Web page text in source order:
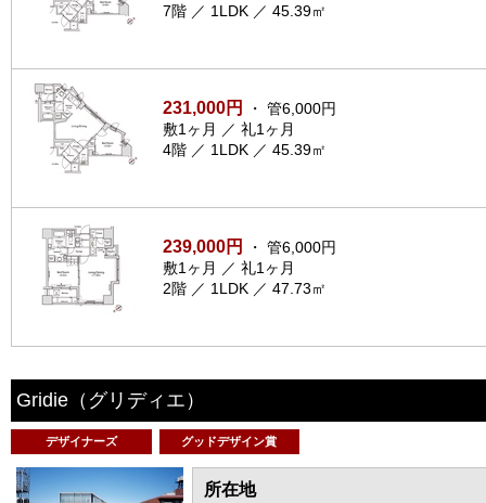
7階 ／ 1LDK ／ 45.39㎡
231,000円
・ 管6,000円
敷1ヶ月 ／ 礼1ヶ月
4階 ／ 1LDK ／ 45.39㎡
239,000円
・ 管6,000円
敷1ヶ月 ／ 礼1ヶ月
2階 ／ 1LDK ／ 47.73㎡
Gridie （グリディエ）
デザイナーズ グッドデザイン賞
所在地